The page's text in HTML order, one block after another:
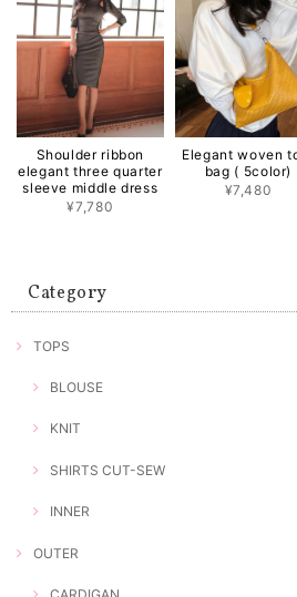
Shoulder ribbon
elegant three quarter
sleeve middle dress
¥7,780
Elegant woven
bag ( 5color)
¥7,480
Category
TOPS
BLOUSE
KNIT
SHIRTS CUT-SEW
INNER
OUTER